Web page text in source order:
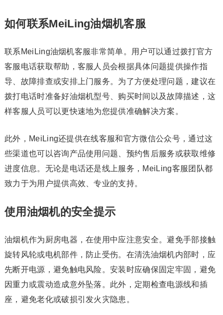
如何联系MeiLing油烟机客服
联系MeiLing油烟机客服非常简单。用户可以通过拨打官方
客服电话获取帮助，客服人员会根据具体问题提供操作指
导、故障排查或安排上门服务。为了方便处理问题，建议在
拨打电话时准备好油烟机型号、购买时间以及故障描述，这
样客服人员可以更快速地为您提供准确解决方案。
此外，MeiLing还提供在线客服和官方微信公众号，通过这
些渠道也可以咨询产品使用问题、预约售后服务或获取维修
进度信息。无论是电话还是线上服务，MeiLing客服团队都
致力于为用户提供高效、专业的支持。
使用油烟机的安全提示
油烟机作为厨房电器，在使用中应注意安全。避免手部接触
旋转风轮或电机部件，防止受伤。在清洗油烟机内部时，应
先断开电源，避免触电风险。安装时应确保固定牢固，避免
因重力或震动造成意外坠落。此外，定期检查电源线和插
座，避免老化或破损引发火灾隐患。